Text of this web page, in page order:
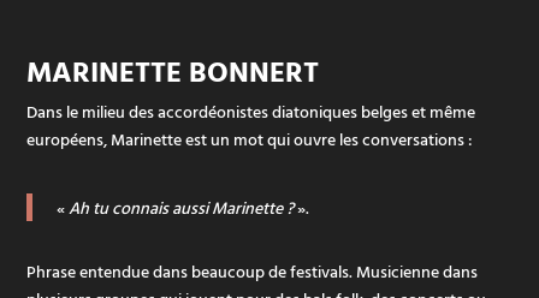
MARINETTE BONNERT
Dans le milieu des accordéonistes diatoniques belges et même
européens, Marinette est un mot qui ouvre les conversations :
«Ah tu connais aussi Marinette ?».
Phrase entendue dans beaucoup de festivals. Musicienne dans